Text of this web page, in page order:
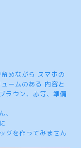
めながら スマホの
ームのある 内容と
ラウン、赤等、準備
、
グを作ってみません